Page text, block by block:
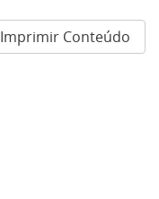
Imprimir Conteúdo